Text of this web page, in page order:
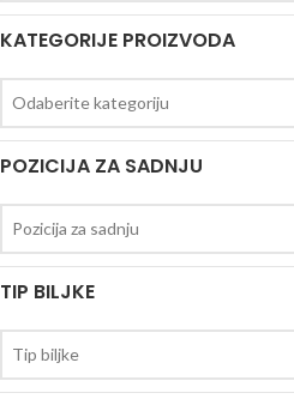
KATEGORIJE PROIZVODA
Odaberite kategoriju
POZICIJA ZA SADNJU
Pozicija za sadnju
TIP BILJKE
Tip biljke